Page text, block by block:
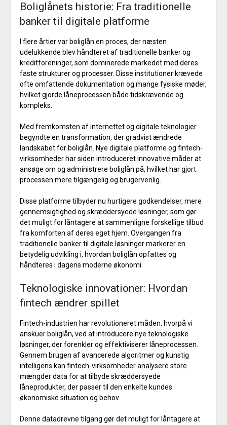
Boliglånets historie: Fra traditionelle
banker til digitale platforme
I flere årtier var boliglån en proces, der næsten
udelukkende blev håndteret af traditionelle banker og
kreditforeninger, som dominerede markedet med deres
faste strukturer og processer. Disse institutioner krævede
ofte omfattende dokumentation og mange fysiske møder,
hvilket gjorde låneprocessen både tidskrævende og
kompleks.
Med fremkomsten af internettet og digitale teknologier
begyndte en transformation, der gradvist ændrede
landskabet for boliglån. Nye digitale platforme og fintech-
virksomheder har siden introduceret innovative måder at
ansøge om og administrere boliglån på, hvilket har gjort
processen mere tilgængelig og brugervenlig.
Disse platforme tilbyder nu hurtigere godkendelser, mere
gennemsigtighed og skræddersyede løsninger, som gør
det muligt for låntagere at sammenligne forskellige tilbud
fra komforten af deres eget hjem. Overgangen fra
traditionelle banker til digitale løsninger markerer en
betydelig udvikling i, hvordan boliglån opfattes og
håndteres i dagens moderne økonomi.
Teknologiske innovationer: Hvordan
fintech ændrer spillet
Fintech-industrien har revolutioneret måden, hvorpå vi
anskuer boliglån, ved at introducere nye teknologiske
løsninger, der forenkler og effektiviserer låneprocessen.
Gennem brugen af avancerede algoritmer og kunstig
intelligens kan fintech-virksomheder analysere store
mængder data for at tilbyde skræddersyede
låneprodukter, der passer til den enkelte kundes
økonomiske situation og behov.
Denne datadrevne tilgang gør det muligt for låntagere at